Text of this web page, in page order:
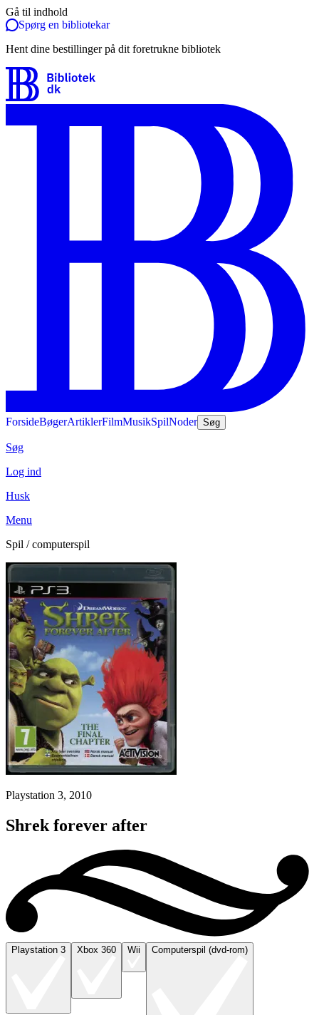
Gå til indhold
Spørg en bibliotekar
Hent dine bestillinger på dit foretrukne bibliotek
ForsideBøgerArtiklerFilmMusikSpilNoder Søg
Søg
Log ind
Husk
Menu
Spil / computerspil
Playstation 3, 2010
Shrek forever after
Playstation 3 Xbox 360 Wii Computerspil (dvd-rom)